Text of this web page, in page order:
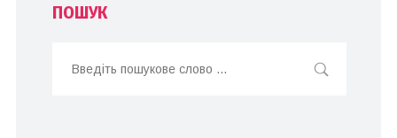
ПОШУК